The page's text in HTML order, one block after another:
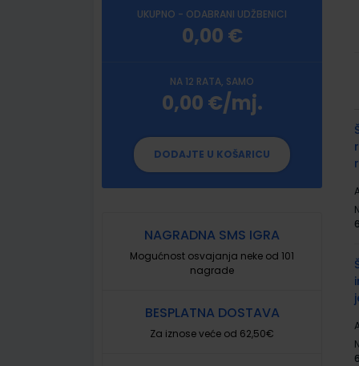
UKUPNO - ODABRANI UDŽBENICI
0,00 €
NA 12 RATA, SAMO
0,00 €/mj.
DODAJTE U KOŠARICU
NAGRADNA SMS IGRA
Mogućnost osvajanja neke od 101
nagrade
BESPLATNA DOSTAVA
Za iznose veće od 62,50€